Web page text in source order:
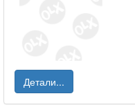
Детали...